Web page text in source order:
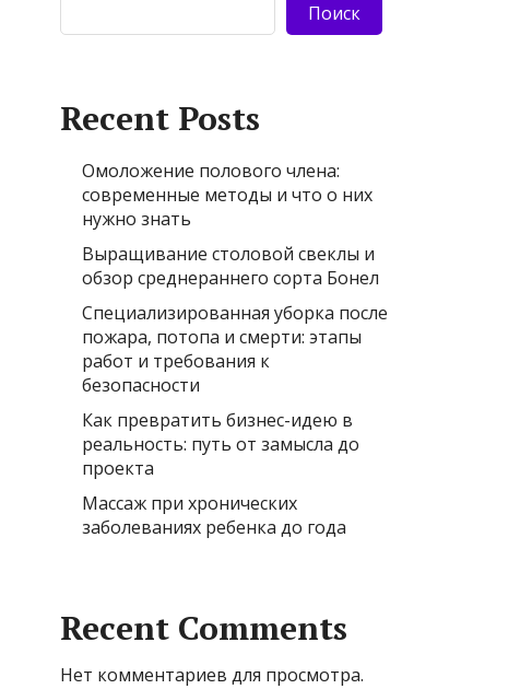
Поиск
Recent Posts
Омоложение полового члена:
современные методы и что о них
нужно знать
Выращивание столовой свеклы и
обзор среднераннего сорта Бонел
Специализированная уборка после
пожара, потопа и смерти: этапы
работ и требования к
безопасности
Как превратить бизнес-идею в
реальность: путь от замысла до
проекта
Массаж при хронических
заболеваниях ребенка до года
Recent Comments
Нет комментариев для просмотра.